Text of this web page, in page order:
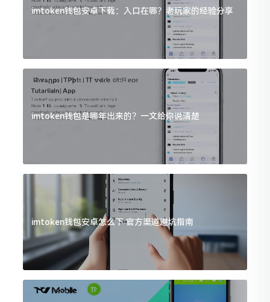
imtoken钱包安卓下载：入口在哪？老玩家的经验分享
imtoken钱包是哪年出来的？一文给你说清楚
imtoken钱包安卓怎么下 官方渠道避坑指南